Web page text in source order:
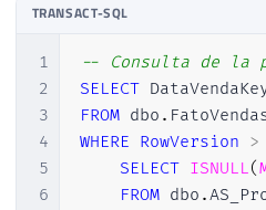
TRANSACT-SQL
1
2
3
4
5
6
-- Consulta de la
SELECT
FROM dbo .
WHERE RowVersion >
SELECT ISNULL(
FROM dbo .